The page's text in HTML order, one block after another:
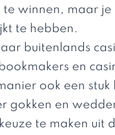
winnen, maar
te hebben.
buitenlands
en
ook een
gokken en
te maken uit